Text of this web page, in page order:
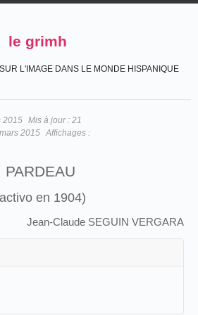
le grimh
L'IMAGE DANS LE MONDE HISPANIQUE
2015 Mis à jour : 21
2015 Affichages :
PARDEAU
en 1904)
Jean-Claude SEGUIN VERGARA